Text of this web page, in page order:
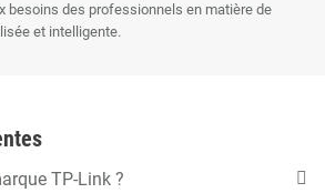
besoins des professionnels en matière de
et intelligente.
TP-Link ?